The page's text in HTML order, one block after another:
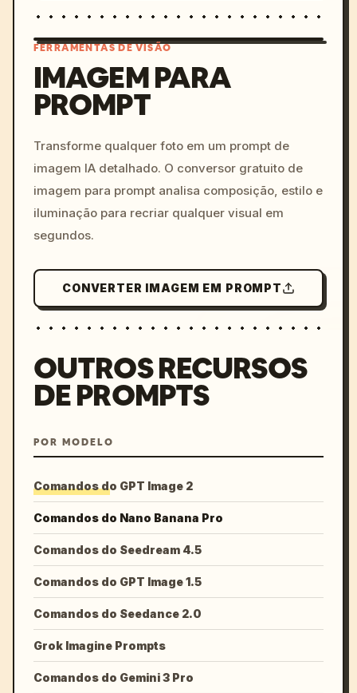
colors, 8k --v 6.0
FERRAMENTAS DE VISÃO
IMAGEM PARA
PROMPT
Transforme qualquer foto em um prompt de
imagem IA detalhado. O conversor gratuito de
imagem para prompt analisa composição, estilo e
iluminação para recriar qualquer visual em
segundos.
CONVERTER IMAGEM EM PROMPT
OUTROS RECURSOS
DE PROMPTS
POR MODELO
Comandos do GPT Image 2
Comandos do Nano Banana Pro
Comandos do Seedream 4.5
Comandos do GPT Image 1.5
Comandos do Seedance 2.0
Grok Imagine Prompts
Comandos do Gemini 3 Pro